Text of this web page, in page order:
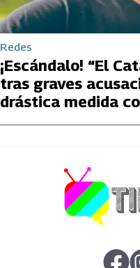
Redes
¡Escándalo! “El
tras graves
drástica medida